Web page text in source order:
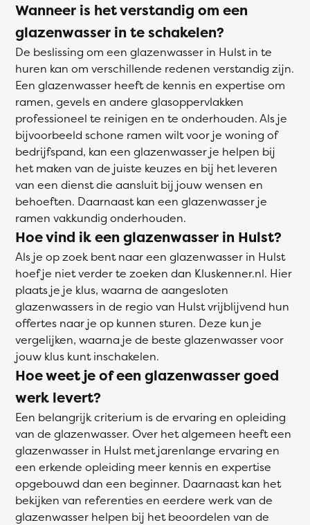
Wanneer is het verstandig om een
glazenwasser in te schakelen?
De beslissing om een glazenwasser in Hulst in te
huren kan om verschillende redenen verstandig zijn.
Een glazenwasser heeft de kennis en expertise om
ramen, gevels en andere glasoppervlakken
professioneel te reinigen en te onderhouden. Als je
bijvoorbeeld schone ramen wilt voor je woning of
bedrijfspand, kan een glazenwasser je helpen bij
het maken van de juiste keuzes en bij het leveren
van een dienst die aansluit bij jouw wensen en
behoeften. Daarnaast kan een glazenwasser je
ramen vakkundig onderhouden.
Hoe vind ik een glazenwasser in Hulst?
Als je op zoek bent naar een glazenwasser in Hulst
hoef je niet verder te zoeken dan Kluskenner.nl. Hier
plaats je je klus, waarna de aangesloten
glazenwassers in de regio van Hulst vrijblijvend hun
offertes naar je op kunnen sturen. Deze kun je
vergelijken, waarna je de beste glazenwasser voor
jouw klus kunt inschakelen.
Hoe weet je of een glazenwasser goed
werk levert?
Een belangrijk criterium is de ervaring en opleiding
van de glazenwasser. Over het algemeen heeft een
glazenwasser in Hulst met jarenlange ervaring en
een erkende opleiding meer kennis en expertise
opgebouwd dan een beginner. Daarnaast kan het
bekijken van referenties en eerdere werk van de
glazenwasser helpen bij het beoordelen van de